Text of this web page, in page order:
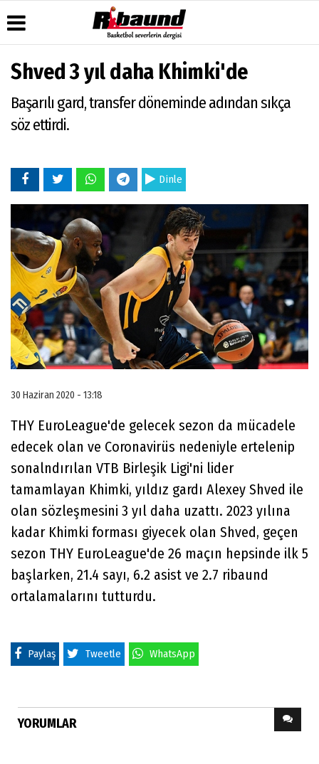
Üye Paneli
Haber
Arşivi
Durumu
Biyografiler
Yazarları
Galeri
İletişim
Shved 3 yıl daha Khimki'de
Başarılı gard, transfer döneminde adından sıkça
söz ettirdi.
Dinle
30 Haziran 2020 - 13:18
THY EuroLeague'de gelecek sezon da mücadele
edecek olan ve Coronavirüs nedeniyle ertelenip
sonalndırılan VTB Birleşik Ligi'ni lider
tamamlayan Khimki, yıldız gardı Alexey Shved ile
olan sözleşmesini 3 yıl daha uzattı. 2023 yılına
kadar Khimki forması giyecek olan Shved, geçen
sezon THY EuroLeague'de 26 maçın hepsinde ilk 5
başlarken, 21.4 sayı, 6.2 asist ve 2.7 ribaund
ortalamalarını tutturdu.
Paylaş Tweetle WhatsApp
YORUMLAR